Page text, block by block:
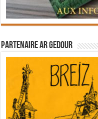
Partenaire Ar Gedour